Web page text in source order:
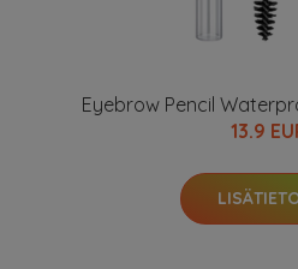
Eyebrow Pencil
13.9